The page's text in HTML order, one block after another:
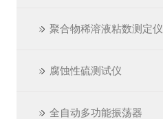
聚合物稀溶液粘数测定仪
腐蚀性硫测试仪
全自动多功能振荡器